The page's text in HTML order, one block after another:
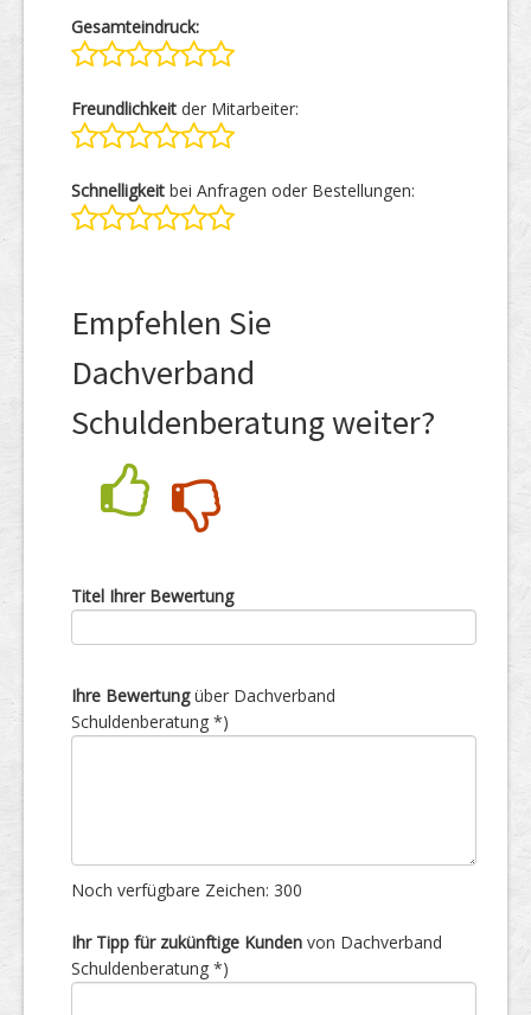
Gesamteindruck:
Freundlichkeit der Mitarbeiter:
Schnelligkeit bei Anfragen oder Bestellungen:
Empfehlen Sie
Dachverband
Schuldenberatung weiter?
Titel Ihrer Bewertung
Ihre Bewertungüber Dachverband
Schuldenberatung *)
Noch verfügbare Zeichen: 300
Ihr Tipp für zukünftige Kunden von Dachverband
Schuldenberatung *)